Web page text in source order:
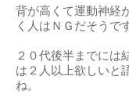
背が高くて運動神経
く人はＮＧだそうで
２０代後半までには
は２人以上欲しいと
ね。